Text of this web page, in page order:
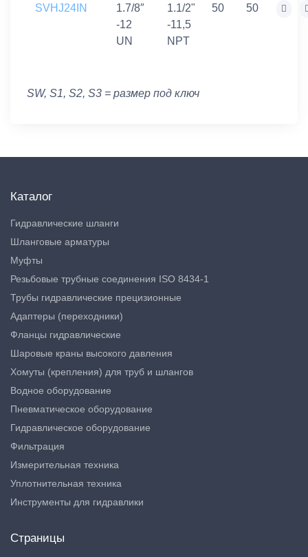
SVHJ24IN
1.7/8″
-12
UN
1.1/2"
-11,5
NPT
50 50
SW, S1, S2, S3 = размер под ключ
Каталог
Гидравлические шланги
Шланговые арматуры
Муфты
Резьбовые трубные соединения ISO 8434-1
Трубы гидравлические прецизионные
Адаптеры (переходники)
Фланцы гидравлические
Шаровые краны высокого давления
Хомуты (крепления) для труб и шлангов
Водное оборудование
Пневматическое оборудование
Гидравлическое оборудование
Фильтрация
Измерительная техника
Уплотнительная техника
Инструменты для гидравлики
Страницы